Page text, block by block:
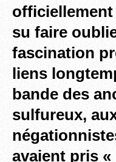
su faire
fascination
liens
bande des
sulfureux,
avaient pris